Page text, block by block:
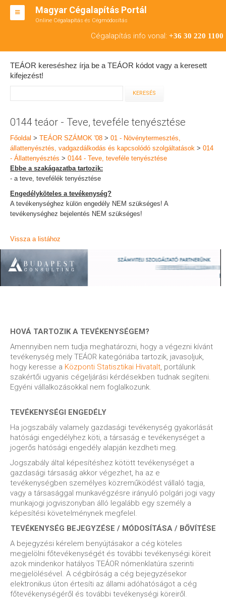
Magyar Cégalapítás Portál
Online Cégalapítás és Cégmódosítás
Cégalapítás info vonal: +36 30 220 1100
BT ALAPÍTÁS
RT ALAPÍTÁS
TEÁOR SZÁMOK '08
ENGEDÉLYKÖTELES
KAPCSOLAT
IRODÁK
TEÁOR kereséshez írja be a TEÁOR kódot vagy a keresett
kifejezést!
0144 teáor - Teve, teveféle tenyésztése
Főoldal > TEÁOR SZÁMOK '08 > 01 - Növénytermesztés,
állattenyésztés, vadgazdálkodás és kapcsolódó szolgáltatások > 014
- Állattenyésztés > 0144 - Teve, teveféle tenyésztése
Ebbe a szakágazatba tartozik:
- a teve, tevefélék tenyésztése
Engedélyköteles a tevékenység?
A tevékenységhez külön engedély NEM szükséges! A
tevékenységhez bejelentés NEM szükséges!
Vissza a listához
HOVÁ TARTOZIK A TEVÉKENYSÉGEM?
Amennyiben nem tudja meghatározni, hogy a végezni kívánt
tevékenység mely TEÁOR kategóriába tartozik, javasoljuk,
hogy keresse a Központi Statisztikai Hivatalt , portálunk
szakértői ugyanis cégeljárási kérdésekben tudnak segíteni.
Egyéni vállalkozásokkal nem foglalkozunk.
TEVÉKENYSÉGI ENGEDÉLY
Ha jogszabály valamely gazdasági tevékenység gyakorlását
hatósági engedélyhez köti, a társaság e tevékenységet a
jogerős hatósági engedély alapján kezdheti meg.
Jogszabály által képesítéshez kötött tevékenységet a
gazdasági társaság akkor végezhet, ha az e
tevékenységben személyes közreműködést vállaló tagja,
vagy a társasággal munkavégzésre irányuló polgári jogi vagy
munkajogi jogviszonyban álló legalább egy személy a
képesítési követelménynek megfelel.
TEVÉKENYSÉG BEJEGYZÉSE / MÓDOSÍTÁSA / BŐVÍTÉSE
A bejegyzési kérelem benyújtásakor a cég köteles
megjelölni főtevékenységét és további tevékenységi köreit
azok mindenkor hatályos TEÁOR nómenklatúra szerinti
megjelölésével. A cégbíróság a cég bejegyzésekor
elektronikus úton értesíti az állami adóhatóságot a cég
főtevékenységéről és további tevékenységi köreiről.